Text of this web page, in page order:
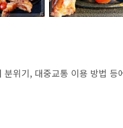
위기, 대중교통 이용 방법 등